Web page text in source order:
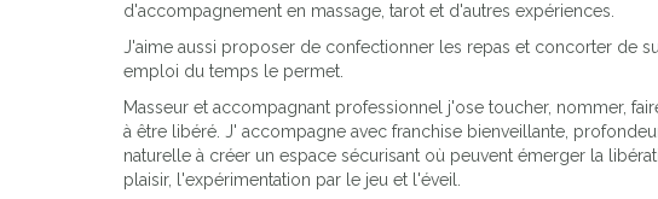
d'accompagnement en massage, tarot et d'autres expériences.
J'aime aussi proposer de confectionner les repas et concorter de
emploi du temps le permet.
Masseur et accompagnant professionnel j'ose toucher, nommer,
à être libéré. J' accompagne avec franchise bienveillante,
naturelle à créer un espace sécurisant où peuvent émerger la
plaisir, l'expérimentation par le jeu et l'éveil.